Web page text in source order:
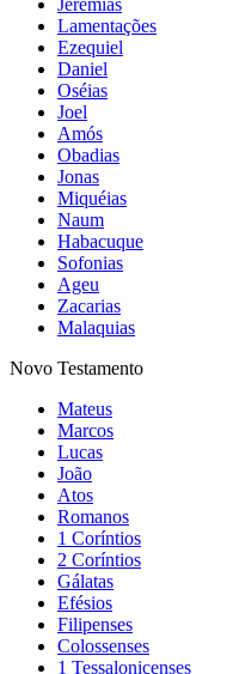
Jeremias
Lamentações
Ezequiel
Daniel
Oséias
Joel
Amós
Obadias
Jonas
Miquéias
Naum
Habacuque
Sofonias
Ageu
Zacarias
Malaquias
Novo Testamento
Mateus
Marcos
Lucas
João
Atos
Romanos
1 Coríntios
2 Coríntios
Gálatas
Efésios
Filipenses
Colossenses
1 Tessalonicenses